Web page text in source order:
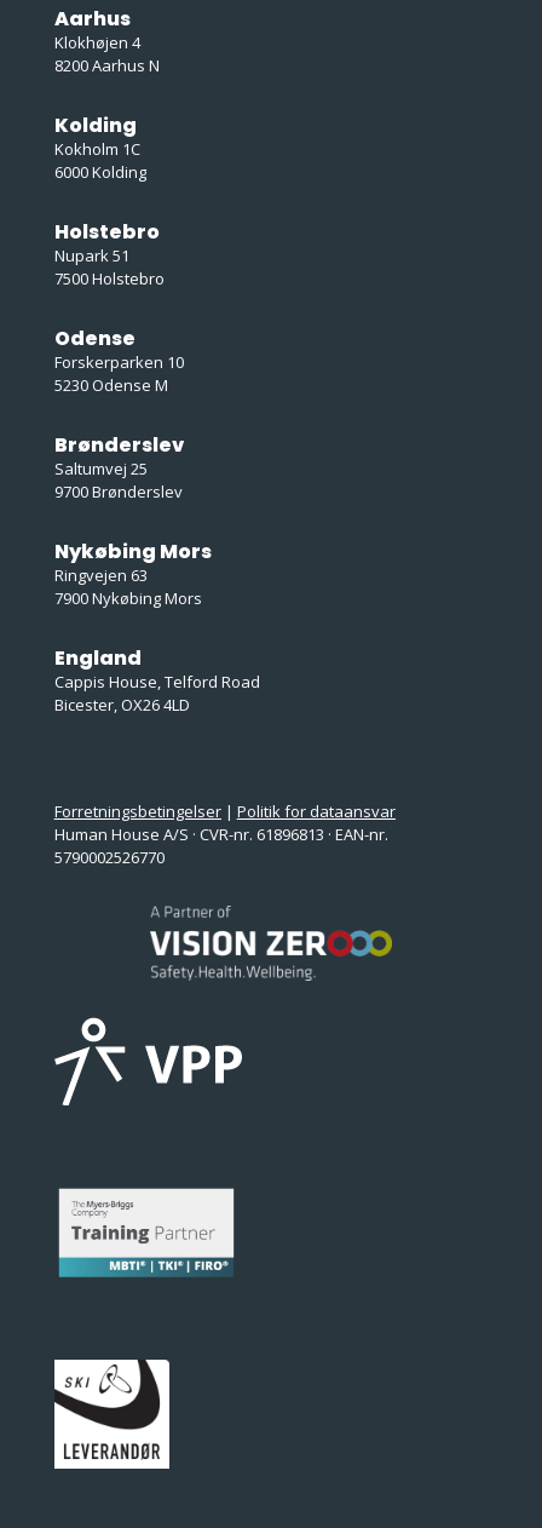
Aarhus
Klokhøjen 4
8200 Aarhus N
Kolding
Kokholm 1C
6000 Kolding
Holstebro
Nupark 51
7500 Holstebro
Odense
Forskerparken 10
5230 Odense M
Brønderslev
Saltumvej 25
9700 Brønderslev
Nykøbing Mors
Ringvejen 63
7900 Nykøbing Mors
England
Cappis House, Telford Road
Bicester, OX26 4LD
Forretningsbetingelser| Politik for dataansvar
Human House A/S · CVR-nr. 61896813 · EAN-nr.
5790002526770